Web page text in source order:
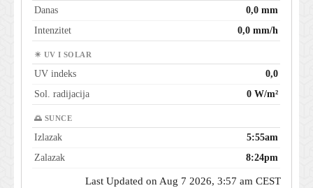
Danas
0,0 mm
Intenzitet
0,0 mm/h
☀ UV I SOLAR
UV indeks
0,0
Sol. radijacija
0 W/m²
🌅 SUNCE
Izlazak
5:55am
Zalazak
8:24pm
Last Updated on Aug 7 2026, 3:57 am CEST